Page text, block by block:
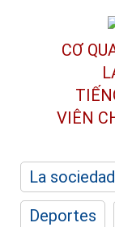
CƠ
VIÊN
La sociedad
Deportes